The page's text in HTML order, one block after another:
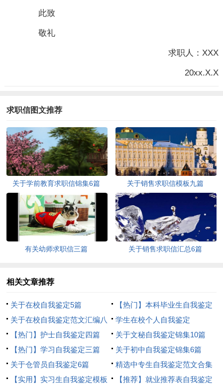
此致
敬礼
求职人：XXX
20xx.X.X
求职信图文推荐
关于学前教育求职信锦集6篇 关于销售求职信模板九篇
有关幼师求职信三篇 关于销售求职信汇总6篇
相关文章推荐
关于在校自我鉴定5篇
【热门】本科毕业生自我鉴定
集合九篇
关于在校自我鉴定范文汇编八
篇
学生在校个人自我鉴定
【热门】护士自我鉴定四篇
关于文秘自我鉴定锦集10篇
【热门】学习自我鉴定三篇
关于初中自我鉴定锦集6篇
关于仓管员自我鉴定6篇
精选中专生自我鉴定范文合集
六篇
【实用】实习生自我鉴定模板 【推荐】就业推荐表自我鉴定